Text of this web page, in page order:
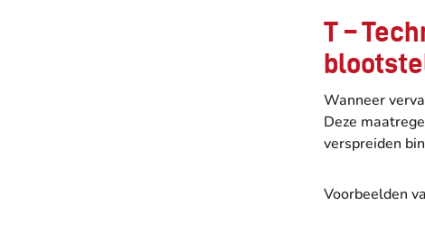
T –
Wanneer
Deze
verspreiden
Voorbeelden